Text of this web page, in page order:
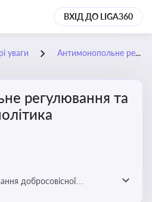
ВХІД ДО LIGA360
уваги Антимонопольне регулювання та конкурентна політика
регулювання та
добросовісної